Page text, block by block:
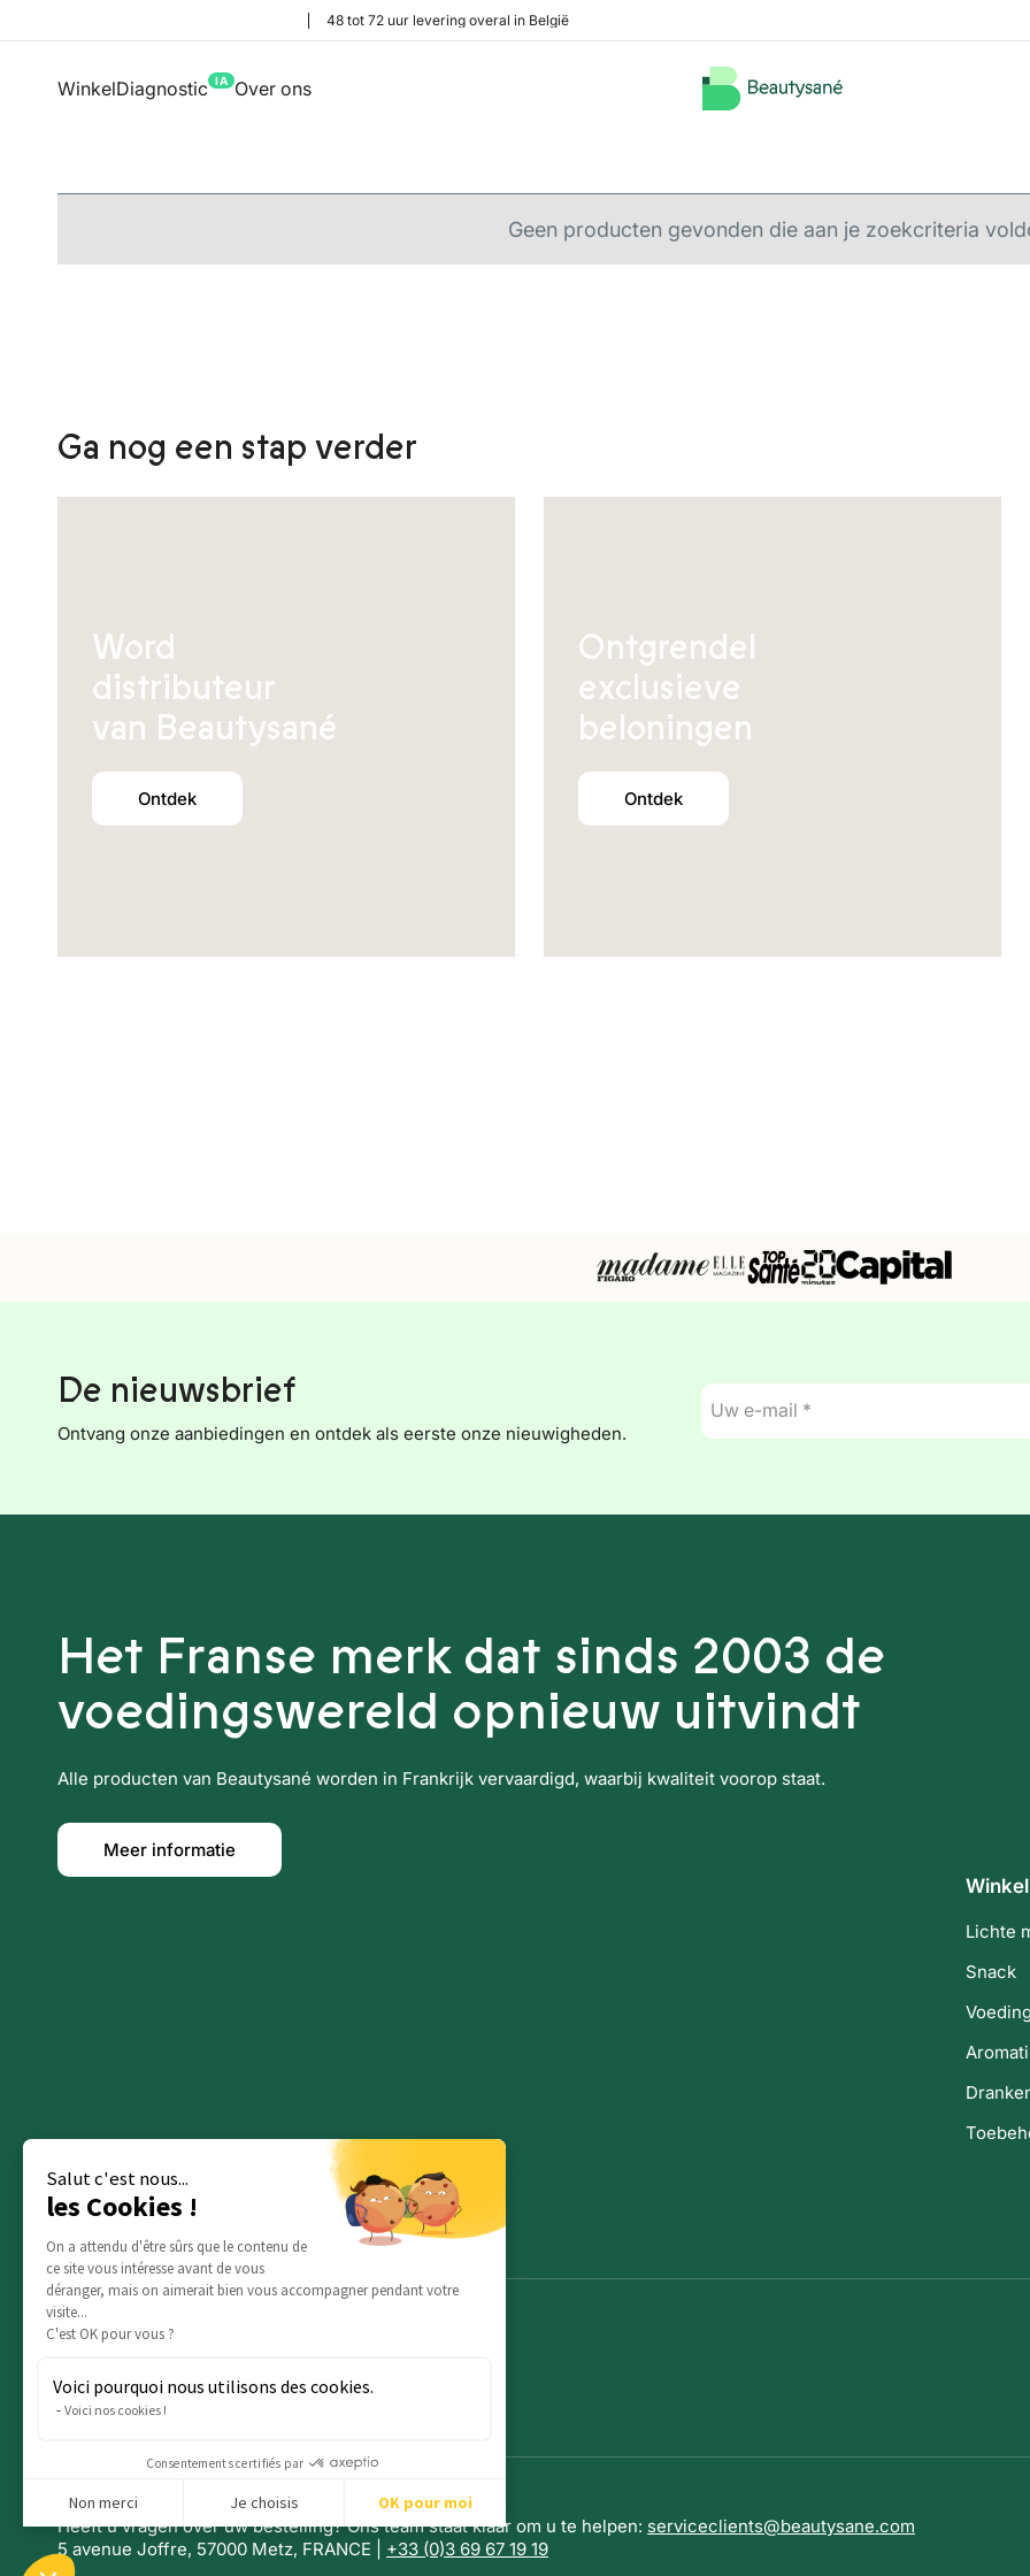
Salut c'est nous...
les Cookies !
On a attendu d'être sûrs que le contenu de
ce site vous intéresse avant de vous
déranger, mais on aimerait bien vous accompagner pendant votre
visite...
C'est OK pour vous ?
Voici pourquoi nous utilisons des cookies.
Voici nos cookies !
Consentements certifiés par
Non merci Je choisis OK pour moi
Axeptio consent
Plateforme de Gestion du Consentement : Personnalisez vos Options
48 tot 72 uur levering overal in België
WinkelDiagnostic IA Over ons
Geen producten gevonden die aan je zoekcriteria
Ga nog een stap verder
Word
distributeur
van Beautysané
Ontdek
Ontgrendel
exclusieve
beloningen
Ontdek
De nieuwsbrief
Ontvang onze aanbiedingen en ontdek als eerste onze nieuwigheden.
E-
mail
*
Het Franse merk dat sinds 2003 de
voedingswereld opnieuw uitvindt
Alle producten van Beautysané worden in Frankrijk vervaardigd, waarbij kwaliteit voorop staat.
Meer informatie
Winkel
Lichte
Snack
Heeft u vragen over uw bestelling? Ons team staat klaar om u te helpen: serviceclients@beautysane.com
5 avenue Joffre, 57000 Metz, FRANCE | +33 (0)3 69 67 19 19